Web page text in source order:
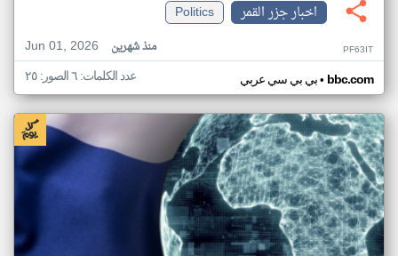
اخبار جزر القمر
Politics
Jun 01, 2026
منذ شهرين PF63IT
بي بي سي عربي• bbc.com عدد الكلمات: ٦ الصور: ٢٥